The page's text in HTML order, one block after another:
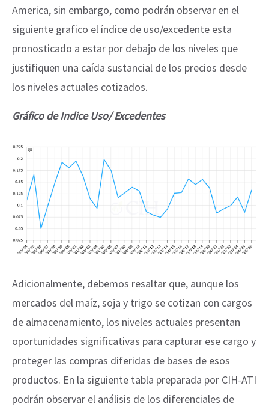
America, sin embargo, como podrán observar en el
siguiente grafico el índice de uso/excedente esta
pronosticado a estar por debajo de los niveles que
justifiquen una caída sustancial de los precios desde
los niveles actuales cotizados.
Gráfico de Indice Uso/ Excedentes
Adicionalmente, debemos resaltar que, aunque los
mercados del maíz, soja y trigo se cotizan con cargos
de almacenamiento, los niveles actuales presentan
oportunidades significativas para capturar ese cargo y
proteger las compras diferidas de bases de esos
productos. En la siguiente tabla preparada por CIH-ATI
podrán observar el análisis de los diferenciales de